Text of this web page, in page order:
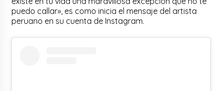
puedo callar», es como inicia el mensaje del artista
peruano en su cuenta de Instagram.